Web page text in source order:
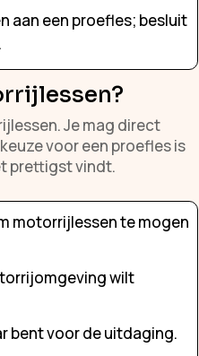
aan een proefles; besluit
Je mag direct
voor een proefles is
prettigst vindt.
motorrijlessen te mogen
wilt
bent voor de uitdaging.